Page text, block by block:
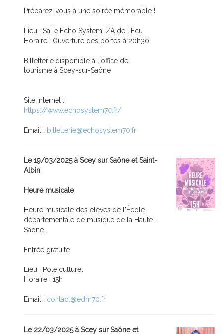
Préparez-vous à une soirée mémorable !
Lieu : Salle Echo System, ZA de l'Ecu
Horaire : Ouverture des portes à 20h30
Billetterie disponible à l'office de
tourisme à Scey-sur-Saône
Site internet :
https://www.echosystem70.fr/
Email : billetterie@echosystem70.fr
Le 19/03/2025 à Scey sur Saône et Saint-
Albin
Heure musicale
Heure musicale des élèves de l'École
départementale de musique de la Haute-
Saône.
Entrée gratuite
Lieu : Pôle culturel
Horaire : 15h
Email : contact@edm70.fr
Le 22/03/2025 à Scey sur Saône et